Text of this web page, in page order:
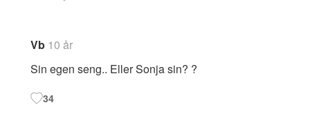
Vb 10 år
Sin egen seng.. Eller Sonja sin? ?
34